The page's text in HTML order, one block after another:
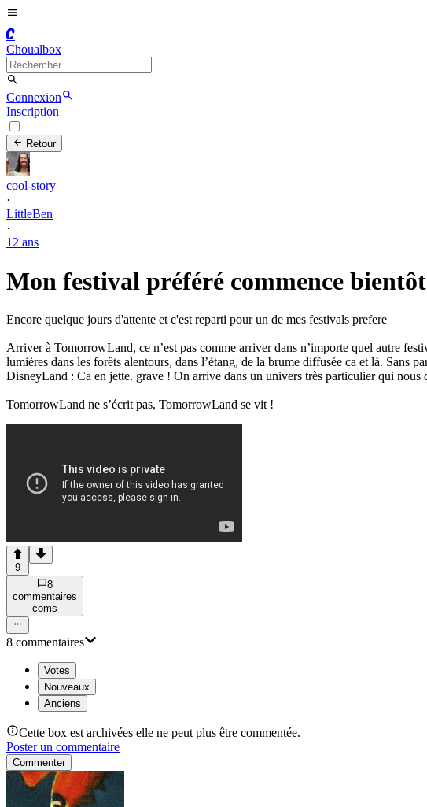
C
Choualbox
Connexion
Inscription
Retour
cool-story
·
LittleBen
·
12 ans
Mon festival préféré commence bientôt
Encore quelque jours d'attente et c'est reparti pour un de mes festivals prefere
Arriver à TomorrowLand, ce n’est pas comme arriver dans n’importe quel autre
lumières dans les forêts alentours, dans l’étang, de la brume diffusée ca et là. Sans
DisneyLand : Ca en jette. grave ! On arrive dans un univers très particulier qui nous
TomorrowLand ne s’écrit pas, TomorrowLand se vit !
9
8
commentaires
coms
8 commentaires
Votes
Nouveaux
Anciens
Cette box est archivées elle ne peut plus être commentée.
Poster un commentaire
Commenter